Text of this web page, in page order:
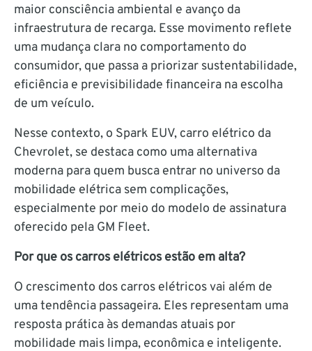
maior consciência ambiental e avanço da
infraestrutura de recarga. Esse movimento reflete
uma mudança clara no comportamento do
consumidor, que passa a priorizar sustentabilidade,
eficiência e previsibilidade financeira na escolha
de um veículo.
Nesse contexto, o Spark EUV, carro elétrico da
Chevrolet, se destaca como uma alternativa
moderna para quem busca entrar no universo da
mobilidade elétrica sem complicações,
especialmente por meio do modelo de assinatura
oferecido pela GM Fleet.
Por que os carros elétricos estão em alta?
O crescimento dos carros elétricos vai além de
uma tendência passageira. Eles representam uma
resposta prática às demandas atuais por
mobilidade mais limpa, econômica e inteligente.